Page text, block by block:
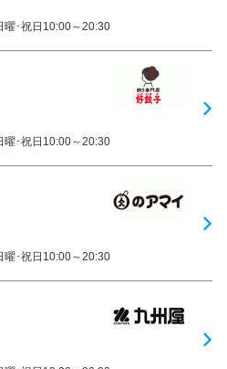
･祝日10:00～20:30
･祝日10:00～20:30
･祝日10:00～20:30